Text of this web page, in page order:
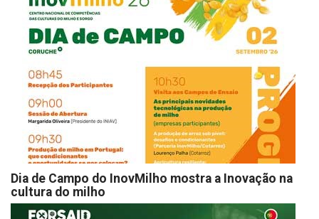
Dia de Campo do InovMilho mostra a Inovação na
cultura do milho